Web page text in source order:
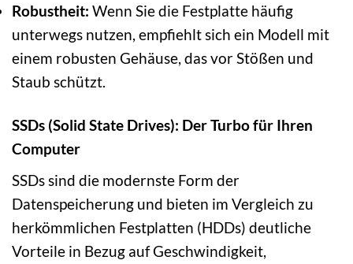
Robustheit: Wenn Sie die Festplatte häufig
unterwegs nutzen, empfiehlt sich ein Modell mit
einem robusten Gehäuse, das vor Stößen und
Staub schützt.
SSDs (Solid State Drives): Der Turbo für Ihren
Computer
SSDs sind die modernste Form der
Datenspeicherung und bieten im Vergleich zu
herkömmlichen Festplatten (HDDs) deutliche
Vorteile in Bezug auf Geschwindigkeit,